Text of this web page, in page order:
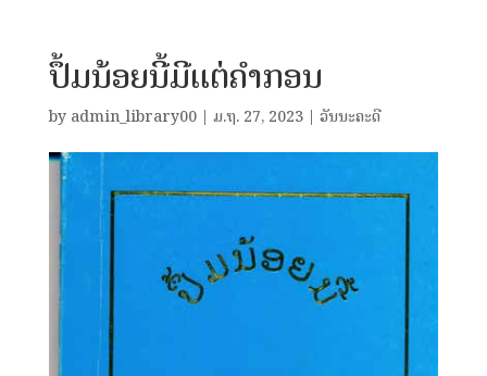
ປຶ້ມນ້ອຍນີ້ມີແຕ່ຄຳກອນ
by admin_library00| ມ.ຖ. 27, 2023| ວັນນະຄະດີ